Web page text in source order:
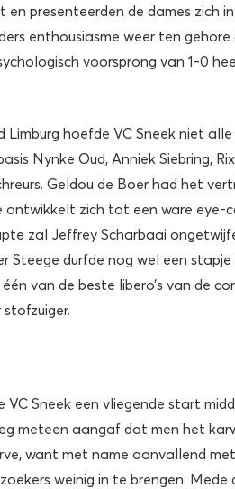
en presenteerden de dames zich
enthousiasme weer ten
voorsprong van 1-0
Limburg hoefde VC Sneek niet
Nynke Oud, Anniek Siebring,
Geldou de Boer had het
ontwikkelt zich tot een ware eye-
zal Jeffrey Scharbaai
Steege durfde nog wel een
van de beste libero’s van de
VC Sneek een vliegende start
meteen aangaf dat men het
want met name aanvallend
weinig in te brengen.